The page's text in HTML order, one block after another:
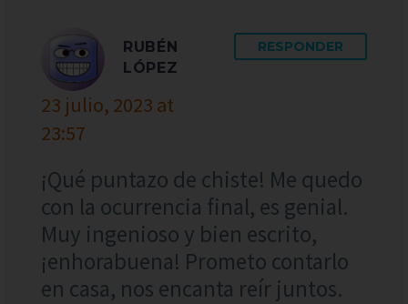
RUBÉN
LÓPEZ
23 julio, 2023 at
23:57
RESPONDER
¡Qué puntazo de chiste! Me quedo
con la ocurrencia final, es genial.
Muy ingenioso y bien escrito,
¡enhorabuena! Prometo contarlo
en casa, nos encanta reír juntos.